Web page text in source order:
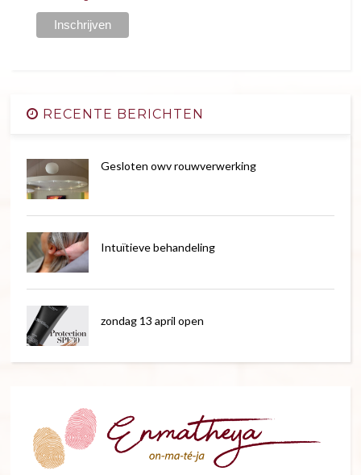
RECENTE BERICHTEN
Gesloten owv rouwverwerking
Intuïtieve behandeling
zondag 13 april open